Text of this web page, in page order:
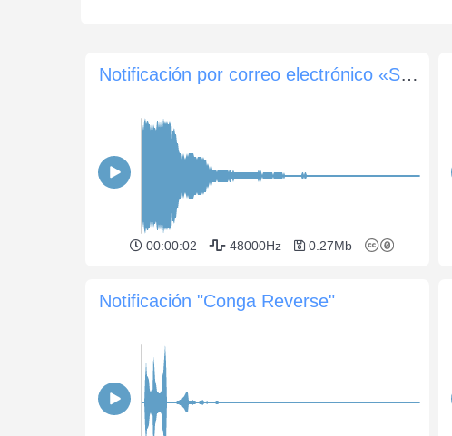
Notificación por correo electrónico «Señal luminosa»
00:00:02 48000Hz 0.27Mb
Notificación "Conga Reverse"